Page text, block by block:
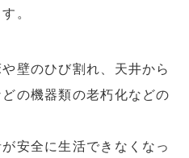
。
壁のひび割れ、天井から
の機器類の老朽化などの
安全に生活できなくなっ